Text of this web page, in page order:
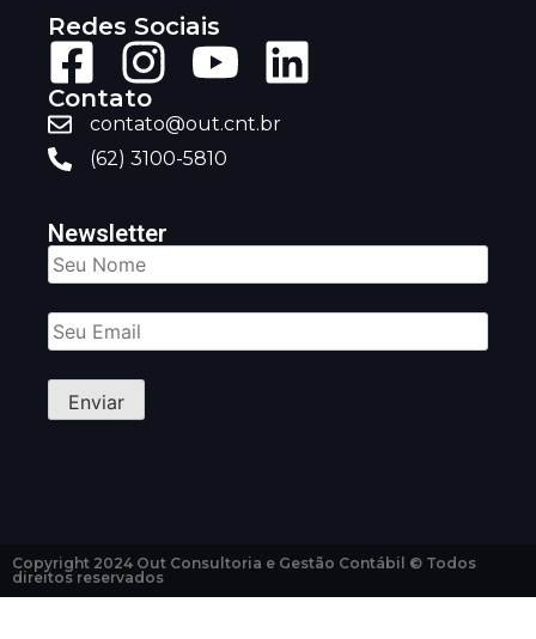
Redes Sociais
Contato
contato@out.cnt.br
(62) 3100-5810
Newsletter
Copyright 2024 Out Consultoria e Gestão Contábil © Todos
direitos reservados